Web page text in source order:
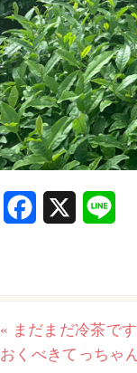
b
« まだまだ冷茶で
おくべきてっちゃ